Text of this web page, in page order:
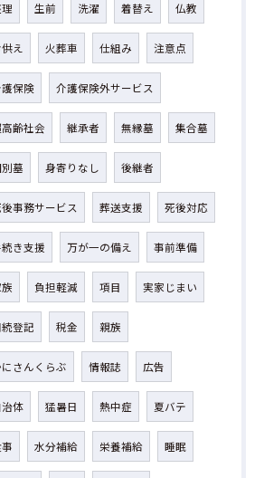
生前 洗濯 着替え 仏教
え 火葬車 仕組み 注意点
保険 介護保険外サービス
齢社会 継承者 無縁墓 集合墓
墓 身寄りなし 後継者
事務サービス 葬送支援 死後対応
き支援 万が一の備え 事前準備
負担軽減 項目 実家じまい
登記 税金 親族
にさんくらぶ 情報誌 広告
治体 猛暑日 熱中症 夏バテ
水分補給 栄養補給 睡眠